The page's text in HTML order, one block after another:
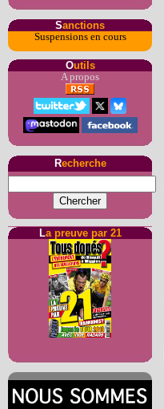
Sanctions
Suspensions en cours
Outils
A propos
Recherche
La preuve par 21